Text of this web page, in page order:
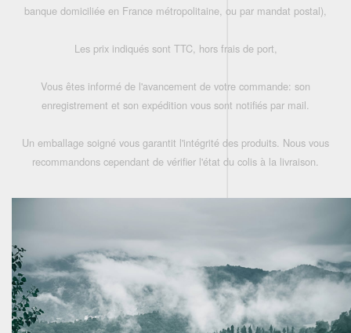
banque domiciliée en France métropolitaine, ou par mandat postal),
Les prix indiqués sont TTC, hors frais de port,
Vous êtes informé de l'avancement de votre commande: son
enregistrement et son expédition vous sont notifiés par mail.
Un emballage soigné vous garantit l'intégrité des produits. Nous vous
recommandons cependant de vérifier l'état du colis à la livraison.